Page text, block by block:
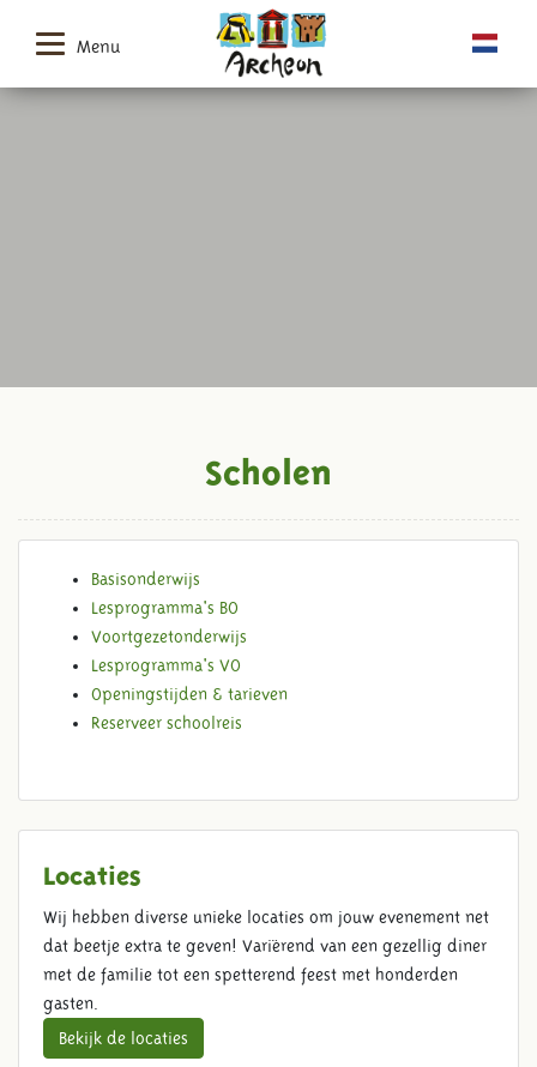
Menu
Scholen
Basisonderwijs
Lesprogramma's BO
Voortgezetonderwijs
Lesprogramma's VO
Openingstijden & tarieven
Reserveer schoolreis
Locaties
Wij hebben diverse unieke locaties om jouw evenement net
dat beetje extra te geven! Variërend van een gezellig diner
met de familie tot een spetterend feest met honderden
gasten.
Bekijk de locaties